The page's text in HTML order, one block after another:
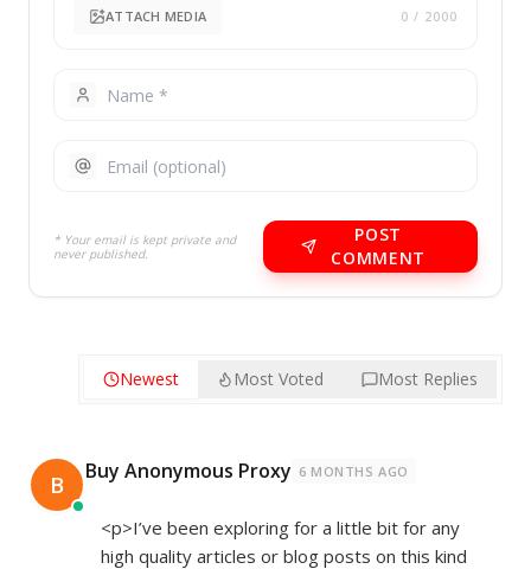
ATTACH MEDIA 0 / 2000
* Your email is kept private and
never published.
POST
COMMENT
Newest Most Voted Most Replies
B Buy Anonymous Proxy 6 MONTHS AGO
<p>I’ve been exploring for a little bit for any
high quality articles or blog posts on this kind